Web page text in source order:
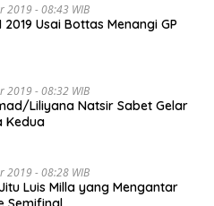
2019 - 08:43 WIB
2019 Usai Bottas Menangi GP
2019 - 08:32 WIB
Liliyana Natsir Sabet Gelar
Kedua
2019 - 08:28 WIB
Luis Milla yang Mengantar